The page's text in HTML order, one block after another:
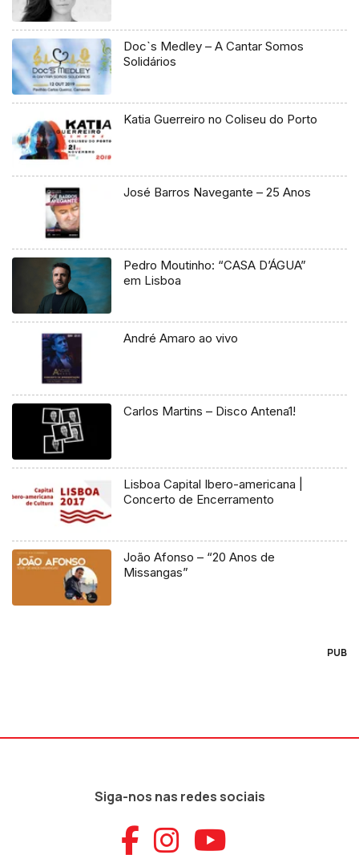
Doc`s Medley – A Cantar Somos
Solidários
Katia Guerreiro no Coliseu do Porto
José Barros Navegante – 25 Anos
Pedro Moutinho: “CASA D’ÁGUA”
em Lisboa
André Amaro ao vivo
Carlos Martins – Disco Antena1!
Lisboa Capital Ibero-americana |
Concerto de Encerramento
João Afonso – “20 Anos de
Missangas”
PUB
Siga-nos nas redes sociais
Aceder ao
Aceder ao
Aceder